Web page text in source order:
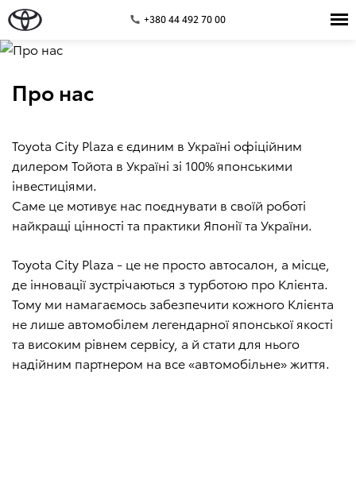
+380 44 492 70 00
Про нас
Toyota City Plaza є єдиним в Україні офіційним
дилером Тойота в Україні зі 100% японськими
інвестиціями.
Саме це мотивує нас поєднувати в своїй роботі
найкращі цінності та практики Японії та України.
Toyota City Plaza - це не просто автосалон, а місце,
де інновації зустрічаються з турботою про Клієнта.
Тому ми намагаємось забезпечити кожного Клієнта
не лише автомобілем легендарної японської якості
та високим рівнем сервісу, а й стати для нього
надійним партнером на все «автомобільне» життя.